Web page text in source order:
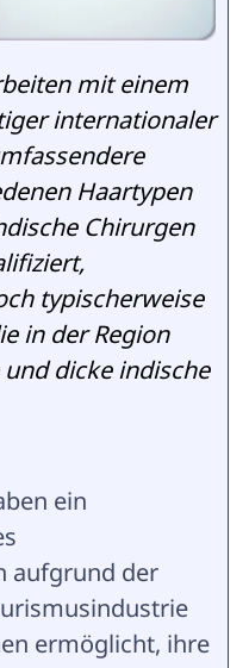
mit einem
internationaler
Haartypen
Chirurgen
typischerweise
in der Region
dicke indische
ein
aufgrund der
ermöglicht, ihre